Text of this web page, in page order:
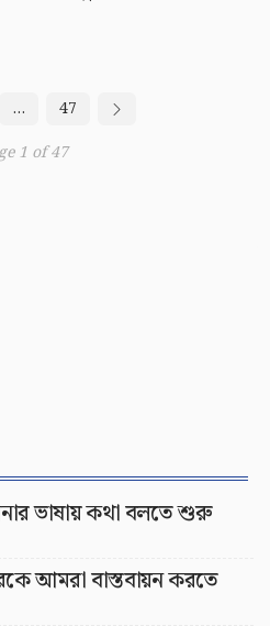
…
47
1 of 47
ভাষায় কথা বলতে শুরু
আমরা বাস্তবায়ন করতে